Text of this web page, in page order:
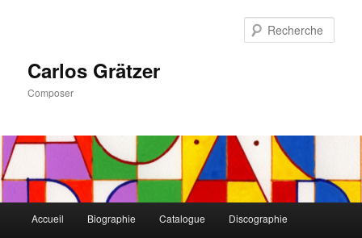
Carlos Grätzer
Composer
Accueil Biographie Catalogue Discographie